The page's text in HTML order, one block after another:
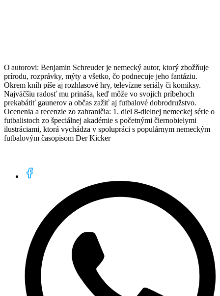
O autorovi: Benjamin Schreuder je nemecký autor, ktorý zbožňuje
prírodu, rozprávky, mýty a všetko, čo podnecuje jeho fantáziu.
Okrem kníh píše aj rozhlasové hry, televízne seriály či komiksy.
Najväčšiu radosť mu prináša, keď môže vo svojich príbehoch
prekabátiť gaunerov a občas zažiť aj futbalové dobrodružstvo.
Ocenenia a recenzie zo zahraničia: 1. diel 8-dielnej nemeckej série o
futbalistoch zo špeciálnej akadémie s početnými čiernobielymi
ilustráciami, ktorá vychádza v spolupráci s populárnym nemeckým
futbalovým časopisom Der Kicker